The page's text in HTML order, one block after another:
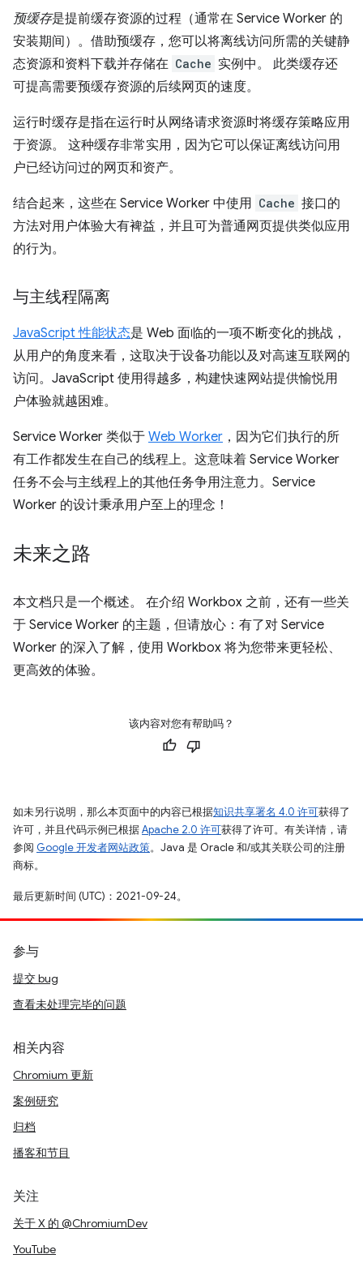
预缓存是提前缓存资源的过程（通常在 Service Worker 的
安装期间）。借助预缓存，您可以将离线访问所需的关键静
态资源和资料下载并存储在 Cache 实例中。 此类缓存还
可提高需要预缓存资源的后续网页的速度。
运行时缓存是指在运行时从网络请求资源时将缓存策略应用
于资源。
这种缓存非常实用，因为它可以保证离线访问用
户已经访问过的网页和资产。
结合起来，这些在 Service Worker 中使用 Cache 接口的
方法对用户体验大有裨益，并且可为普通网页提供类似应用
的行为。
与主线程隔离
JavaScript 性能状态是 Web 面临的一项不断变化的挑战，
从用户的角度来看，这取决于设备功能以及对高速互联网的
访问。JavaScript 使用得越多，构建快速网站提供愉悦用
户体验就越困难。
Service Worker 类似于 Web Worker ，因为它们执行的所
有工作都发生在自己的线程上。这意味着 Service Worker
任务不会与主线程上的其他任务争用注意力。Service
Worker 的设计秉承用户至上的理念！
未来之路
本文档只是一个概述。 在介绍 Workbox 之前，还有一些关
于 Service Worker 的主题，但请放心：有了对 Service
Worker 的深入了解，使用 Workbox 将为您带来更轻松、
更高效的体验。
该内容对您有帮助吗？
如未另行说明，那么本页面中的内容已根据知识共享署名 4.0 许可获得了
许可，并且代码示例已根据Apache 2.0 许可获得了许可。有关详情，请
参阅 Google 开发者网站政策。Java 是 Oracle 和/或其关联公司的注册
商标。
最后更新时间 (UTC)：2021-09-24。
参与
提交 bug
查看未处理完毕的问题
相关内容
Chromium 更新
案例研究
归档
播客和节目
关注
关于 X 的 @ChromiumDev
YouTube